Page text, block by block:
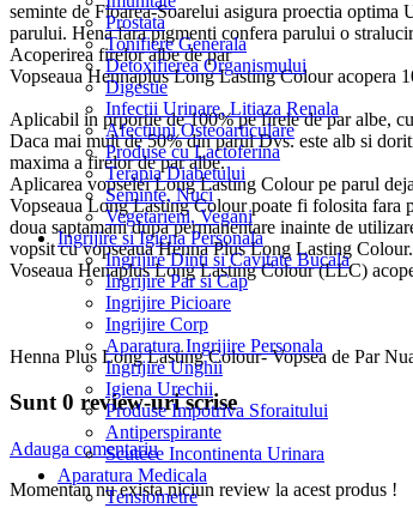
Prostata
Tonifiere Generala
Detoxifierea Organismului
Digestie
Infectii Urinare, Litiaza Renala
Afectiuni Osteoarticulare
Produse cu Lactoferina
Terapia Diabetului
Seminte, Nuci
Vegetarieni, Vegani
Ingrijire si Igiena Personala
Ingrijire Dinti si Cavitate Bucala
Ingrijire Par si Cap
Ingrijire Picioare
Ingrijire Corp
Aparatura Ingrijire Personala
Ingrijire Unghii
Igiena Urechii
Produse Impotriva Sforaitului
Antiperspirante
Scutece Incontinenta Urinara
Aparatura Medicala
Tensiometre
seminte de Floarea-Soarelui asigura proectia
parului. Hena fara pigmenti confera parului o
Acoperirea firelor albe de par
Vopseaua Hennaplus Long Lasting Colour acopera
Aplicabil in prportie de 100% pe firele de par albe,
Daca mai mult de 50% din parul Dvs. este alb si
maxima a firelor de par albe.
Aplicarea vopselei Long Lasting Colour pe parul
Vopseaua Long Lasting Colour poate fi folosita fara
doua saptamani dupa permanentare inainte de
vopsit cu vopseaua Henna Plus Long Lasting Colour.
Voseaua Henaplus Long Lasting Colour (LLC)
Henna Plus Long Lasting Colour- Vopsea de Par
Sunt 0 review-uri scrise
Adauga comentariu
Momentan nu exista niciun review la acest produs !